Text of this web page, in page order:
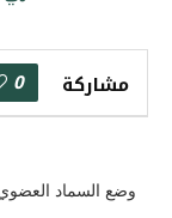
مشاركة 0
وضع السماد